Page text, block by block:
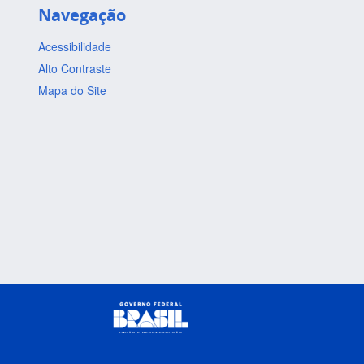
Navegação
Acessibilidade
Alto Contraste
Mapa do Site